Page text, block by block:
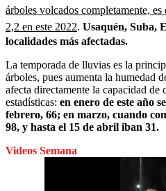
árboles volcados completamente,
2,2 en este 2022. Usaquén, Suba,
localidades más afectadas.
La temporada de lluvias es la
árboles, pues aumenta la humedad
afecta directamente la capacidad de
estadísticas: en enero de este año
febrero, 66; en marzo, cuando
98, y hasta el 15 de abril iban 31.
Videos Semana